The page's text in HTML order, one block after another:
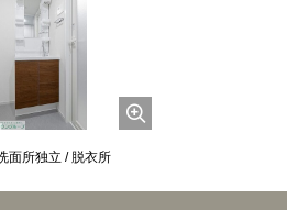
面所独立 / 脱衣所